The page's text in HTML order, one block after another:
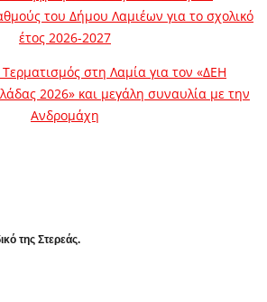
του Δήμου Λαμιέων για το σχολικό
έτος 2026-2027
στη Λαμία για τον «ΔΕΗ
2026» και μεγάλη συναυλία με την
Ανδρομάχη
της Στερεάς.